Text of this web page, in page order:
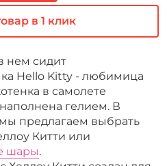
в 1 клик
нем сидит
Hello Kitty - любимица
в самолете
гелием. В
предлагаем выбрать
Китти или
шары.